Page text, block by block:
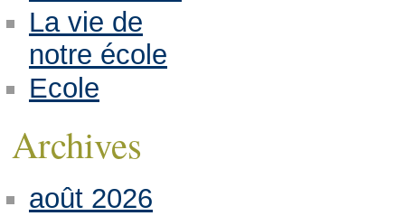
La vie de
notre école
Ecole
Archives
août 2026